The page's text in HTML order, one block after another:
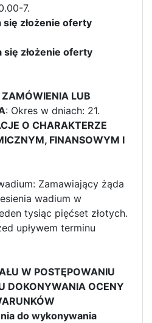
7.
się złożenie oferty
się złożenie oferty
LUB
: Okres w dniach: 21.
O CHARAKTERZE
FINANSOWYM I
Zamawiający żąda
wadium w
tysiąc pięćset złotych.
upływem terminu
W POSTĘPOWANIU
DOKONYWANIA OCENY
do wykonywania